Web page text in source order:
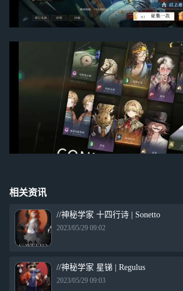
相关资讯
//神秘学家 十四行诗 | Sonetto
2023/05/29 09:02
//神秘学家 星锑 | Regulus
2023/05/29 09:03